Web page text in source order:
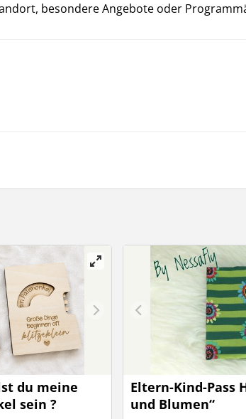
besondere Angebote oder
du meine
sein ?
Eltern-Kind-Pass
und Blumen“